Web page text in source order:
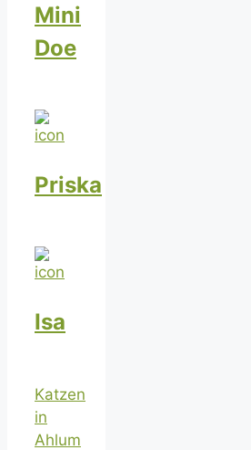
Mini
Doe
Priska
Isa
Katzen
in
Ahlum